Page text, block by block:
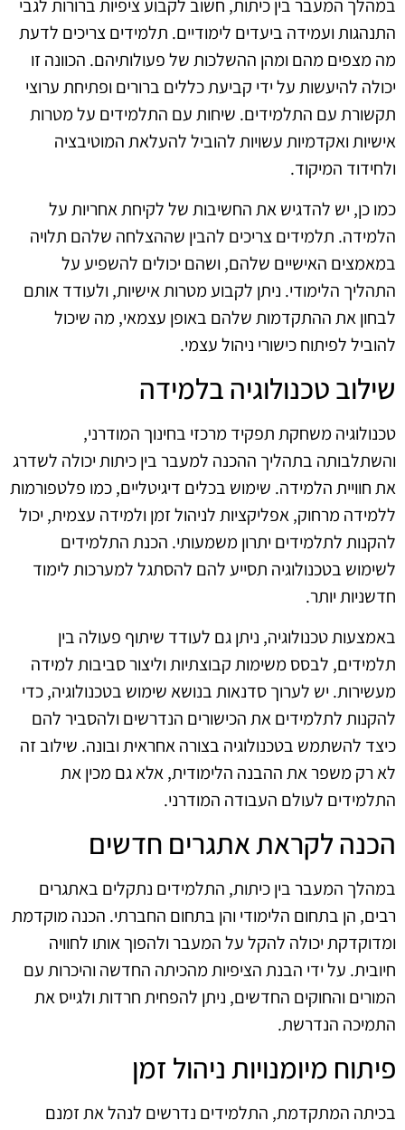
במהלך המעבר בין כיתות, חשוב לקבוע ציפיות ברורות לגבי
התנהגות ועמידה ביעדים לימודיים. תלמידים צריכים לדעת
מה מצפים מהם ומהן ההשלכות של פעולותיהם. הכוונה זו
יכולה להיעשות על ידי קביעת כללים ברורים ופתיחת ערוצי
תקשורת עם התלמידים. שיחות עם התלמידים על מטרות
אישיות ואקדמיות עשויות להוביל להעלאת המוטיבציה
ולחידוד המיקוד.
כמו כן, יש להדגיש את החשיבות של לקיחת אחריות על
הלמידה. תלמידים צריכים להבין שההצלחה שלהם תלויה
במאמצים האישיים שלהם, ושהם יכולים להשפיע על
התהליך הלימודי. ניתן לקבוע מטרות אישיות, ולעודד אותם
לבחון את ההתקדמות שלהם באופן עצמאי, מה שיכול
להוביל לפיתוח כישורי ניהול עצמי.
שילוב טכנולוגיה בלמידה
טכנולוגיה משחקת תפקיד מרכזי בחינוך המודרני,
והשתלבותה בתהליך ההכנה למעבר בין כיתות יכולה לשדרג
את חוויית הלמידה. שימוש בכלים דיגיטליים, כמו פלטפורמות
ללמידה מרחוק, אפליקציות לניהול זמן ולמידה עצמית, יכול
להקנות לתלמידים יתרון משמעותי. הכנת התלמידים
לשימוש בטכנולוגיה תסייע להם להסתגל למערכות לימוד
חדשניות יותר.
באמצעות טכנולוגיה, ניתן גם לעודד שיתוף פעולה בין
תלמידים, לבסס משימות קבוצתיות וליצור סביבות למידה
מעשירות. יש לערוך סדנאות בנושא שימוש בטכנולוגיה, כדי
להקנות לתלמידים את הכישורים הנדרשים ולהסביר להם
כיצד להשתמש בטכנולוגיה בצורה אחראית ובונה. שילוב זה
לא רק משפר את ההבנה הלימודית, אלא גם מכין את
התלמידים לעולם העבודה המודרני.
הכנה לקראת אתגרים חדשים
במהלך המעבר בין כיתות, התלמידים נתקלים באתגרים
רבים, הן בתחום הלימודי והן בתחום החברתי. הכנה מוקדמת
ומדוקדקת יכולה להקל על המעבר ולהפוך אותו לחוויה
חיובית. על ידי הבנת הציפיות מהכיתה החדשה והיכרות עם
המורים והחוקים החדשים, ניתן להפחית חרדות ולגייס את
התמיכה הנדרשת.
פיתוח מיומנויות ניהול זמן
בכיתה המתקדמת, התלמידים נדרשים לנהל את זמנם